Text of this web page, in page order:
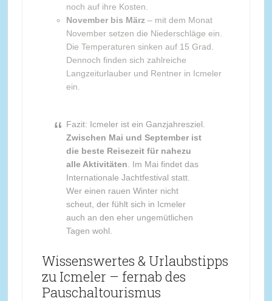
noch auf ihre Kosten.
November bis März – mit dem Monat
November setzen die Niederschläge ein.
Die Temperaturen sinken auf 15 Grad.
Dennoch finden sich zahlreiche
Langzeiturlauber und Rentner in Icmeler
ein.
Fazit: Icmeler ist ein Ganzjahresziel.
Zwischen Mai und September ist
die beste Reisezeit für nahezu
alle Aktivitäten . Im Mai findet das
Internationale Jachtfestival statt.
Wer einen rauen Winter nicht
scheut, der fühlt sich in Icmeler
auch an den eher ungemütlichen
Tagen wohl.
Wissenswertes & Urlaubstipps
zu Icmeler – fernab des
Pauschaltourismus